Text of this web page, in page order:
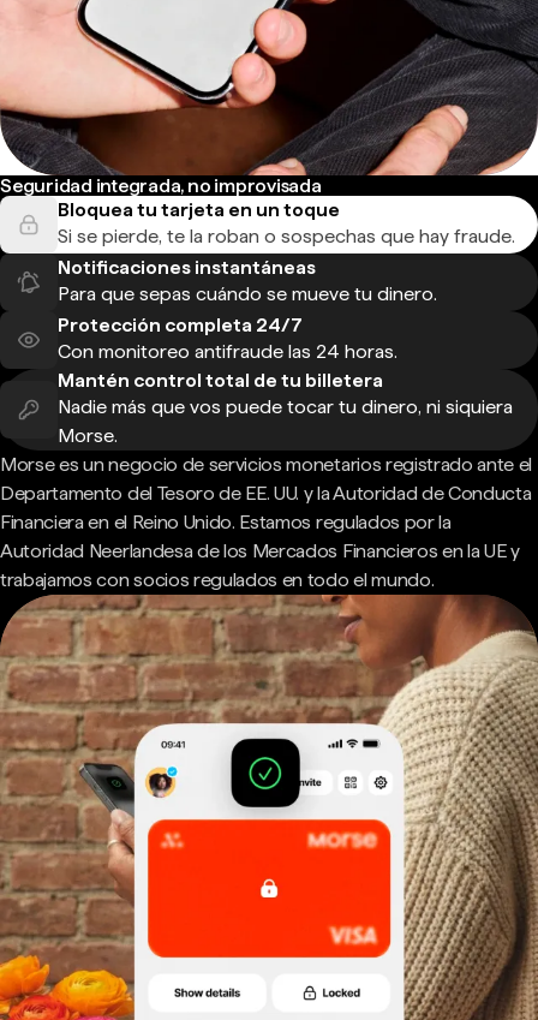
Seguridad integrada, no improvisada
Bloquea tu tarjeta en un toque
Si se pierde, te la roban o sospechas que hay fraude.
Notificaciones instantáneas
Para que sepas cuándo se mueve tu dinero.
Protección completa 24/7
Con monitoreo antifraude las 24 horas.
Mantén control total de tu billetera
Nadie más que vos puede tocar tu dinero, ni siquiera
Morse.
Morse es un negocio de servicios monetarios registrado ante el
Departamento del Tesoro de EE. UU. y la Autoridad de Conducta
Financiera en el Reino Unido. Estamos regulados por la
Autoridad Neerlandesa de los Mercados Financieros en la UE y
trabajamos con socios regulados en todo el mundo.